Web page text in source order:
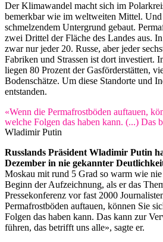
Der Klimawandel macht sich im
bemerkbar wie im weltweiten Mittel. Und
schmelzendem Untergrund gebaut.
zwei Drittel der Fläche des Landes aus.
zwar nur jeder 20. Russe, aber jeder
Fabriken und Strassen ist dort investiert.
liegen 80 Prozent der Gasförderstätten,
Bodenschätze. Um diese Standorte und
entstanden.
«Wenn die Permafrostböden auftauen,
welche Folgen das haben kann. (...) Das
Wladimir Putin
Russlands Präsident Wladimir Putin
Dezember in nie gekannter
Moskau mit rund 5 Grad so warm wie
Beginn der Aufzeichnung, als er das
Pressekonferenz vor fast 2000
Permafrostböden auftauen, können Sie
Folgen das haben kann. Das kann zur
führen, das betrifft uns alle», sagte er.